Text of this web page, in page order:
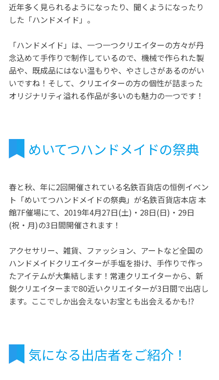
近年多く見られるようになったり、聞くようになったり
した「ハンドメイド」。
「ハンドメイド」は、一つ一つクリエイターの方々が丹
念込めて手作りで制作しているので、機械で作られた製
品や、既成品にはない温もりや、やさしさがあるのがい
いですね！そして、クリエイターの方の個性が詰まった
オリジナリティ溢れる作品が多いのも魅力の一つです！
めいてつハンドメイドの祭典
春と秋、年に2回開催されている名鉄百貨店の恒例イベン
ト「めいてつハンドメイドの祭典」が名鉄百貨店本店 本
館7F催場にて、2019年4月27日(土)・28日(日)・29日
(祝・月)の3日間開催されます！
アクセサリー、雑貨、ファッション、アートなど全国の
ハンドメイドクリエイターが手塩を掛け、手作りで作っ
たアイテムが大集結します！常連クリエイターから、新
鋭クリエイターまで80近いクリエイターが3日間で出店し
ます。ここでしか出会えないお宝とも出会えるかも!?
気になる出店者をご紹介！